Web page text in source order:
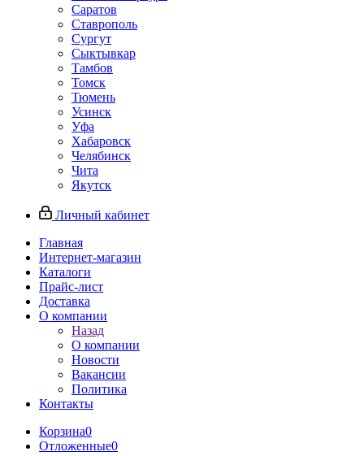
Саратов
Ставрополь
Сургут
Сыктывкар
Тамбов
Томск
Тюмень
Усинск
Уфа
Хабаровск
Челябинск
Чита
Якутск
Личный кабинет
Главная
Интернет-магазин
Каталоги
Прайс-лист
Доставка
О компании
Назад
О компании
Новости
Вакансии
Политика
Контакты
Корзина0
Отложенные0